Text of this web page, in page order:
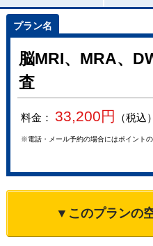
脳MRI、MRA、
査
料金： 33,200円 （税込）
※電話・メール予約の場合にはポイントの
▼このプランの